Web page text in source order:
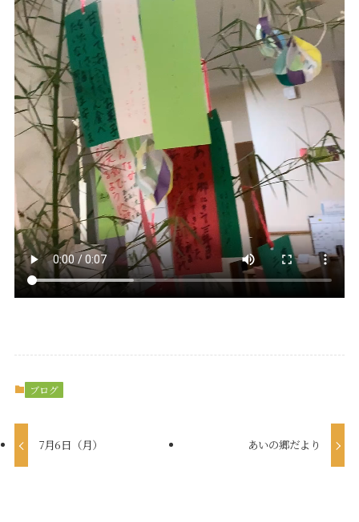
ブログ
7月6日（月） あいの郷だより